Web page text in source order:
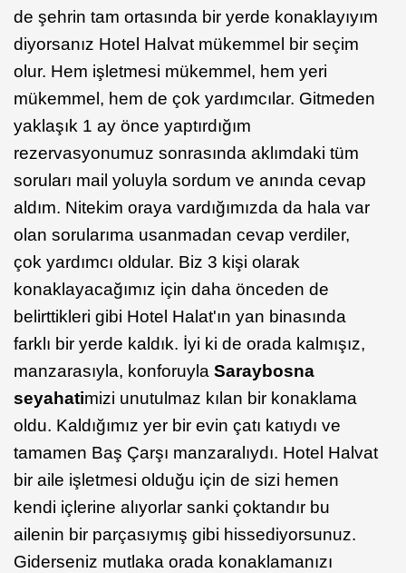
de şehrin tam ortasında bir yerde konaklayıyım
diyorsanız Hotel Halvat mükemmel bir seçim
olur. Hem işletmesi mükemmel, hem yeri
mükemmel, hem de çok yardımcılar. Gitmeden
yaklaşık 1 ay önce yaptırdığım
rezervasyonumuz sonrasında aklımdaki tüm
soruları mail yoluyla sordum ve anında cevap
aldım. Nitekim oraya vardığımızda da hala var
olan sorularıma usanmadan cevap verdiler,
çok yardımcı oldular. Biz 3 kişi olarak
konaklayacağımız için daha önceden de
belirttikleri gibi Hotel Halat'ın yan binasında
farklı bir yerde kaldık. İyi ki de orada kalmışız,
manzarasıyla, konforuyla Saraybosna
seyahatimizi unutulmaz kılan bir konaklama
oldu. Kaldığımız yer bir evin çatı katıydı ve
tamamen Baş Çarşı manzaralıydı. Hotel Halvat
bir aile işletmesi olduğu için de sizi hemen
kendi içlerine alıyorlar sanki çoktandır bu
ailenin bir parçasıymış gibi hissediyorsunuz.
Giderseniz mutlaka orada konaklamanızı